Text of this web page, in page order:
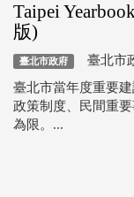
Taipei
版)
臺北市政府 臺北市
臺北市當年度重要
政策制度、民間重
為限。...